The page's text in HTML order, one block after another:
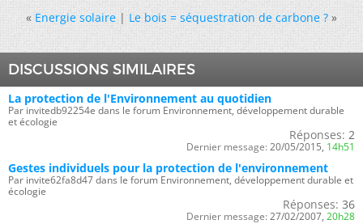
« Energie solaire|Le bois = séquestration de carbone ? »
DISCUSSIONS SIMILAIRES
La protection de l'Environnement au quotidien
Par invitedb92254e dans le forum Environnement, développement durable
et écologie
Réponses: 2
Dernier message: 20/05/2015, 14h51
Gestes individuels pour la protection de l'environnement
Par invite62fa8d47 dans le forum Environnement, développement durable et
écologie
Réponses: 36
Dernier message: 27/02/2007, 20h28